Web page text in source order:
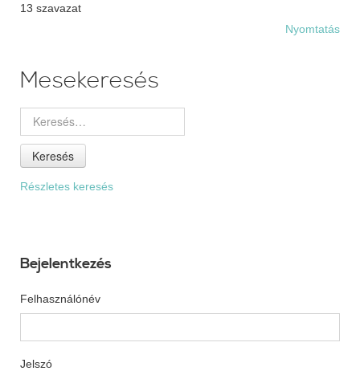
13 szavazat
Nyomtatás
Mesekeresés
Keresés
Részletes keresés
Bejelentkezés
Felhasználónév
Jelszó